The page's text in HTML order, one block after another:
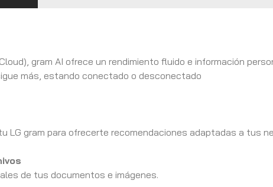
gram AI ofrece un rendimiento fluido e información
más, estando conectado o desconectado
LG gram para ofrecerte recomendaciones adaptadas a tus
de tus documentos e imágenes.